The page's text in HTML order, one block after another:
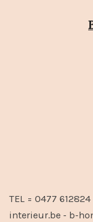
TEL = 0477
interieur.be - b-